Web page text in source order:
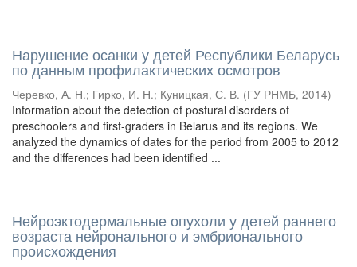
Нарушение осанки у детей Республики Беларусь
по данным профилактических осмотров
Черевко, А. Н.; Гирко, И. Н.; Куницкая, С. В. (ГУ РНМБ, 2014)
Information about the detection of postural disorders of
preschoolers and first-graders in Belarus and its regions. We
analyzed the dynamics of dates for the period from 2005 to 2012
and the differences had been identified ...
Нейроэктодермальные опухоли у детей раннего
возраста нейронального и эмбрионального
происхождения